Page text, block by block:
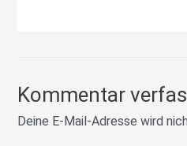
Kommentar
Deine E-Mail-Adresse wird